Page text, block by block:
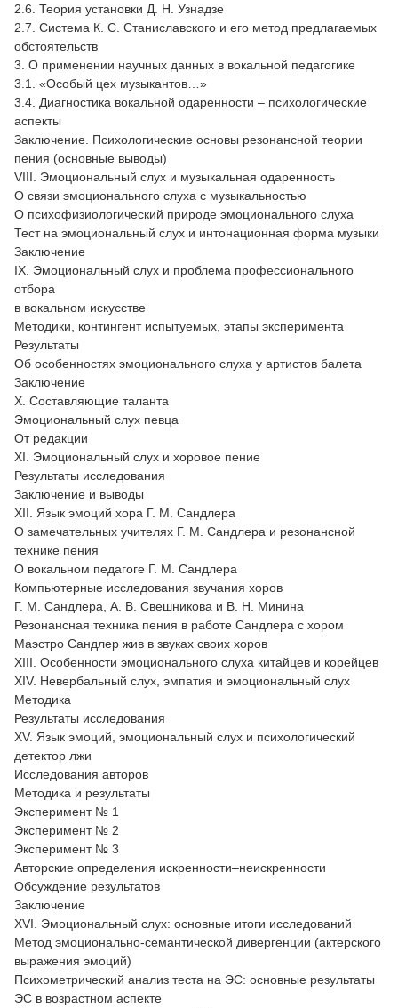
2.6. Теория установки Д. Н. Узнадзе
2.7. Система К. С. Станиславского и его метод предлагаемых
обстоятельств
3. О применении научных данных в вокальной педагогике
3.1. «Особый цех музыкантов…»
3.4. Диагностика вокальной одаренности – психологические
аспекты
Заключение. Психологические основы резонансной теории
пения (основные выводы)
VIII. Эмоциональный слух и музыкальная одаренность
О связи эмоционального слуха с музыкальностью
О психофизиологический природе эмоционального слуха
Тест на эмоциональный слух и интонационная форма музыки
Заключение
IX. Эмоциональный слух и проблема профессионального
отбора
в вокальном искусстве
Методики, контингент испытуемых, этапы эксперимента
Результаты
Об особенностях эмоционального слуха у артистов балета
Заключение
X. Составляющие таланта
Эмоциональный слух певца
От редакции
XI. Эмоциональный слух и хоровое пение
Результаты исследования
Заключение и выводы
XII. Язык эмоций хора Г. М. Сандлера
О замечательных учителях Г. М. Сандлера и резонансной
технике пения
О вокальном педагоге Г. М. Сандлера
Компьютерные исследования звучания хоров
Г. М. Сандлера, А. В. Свешникова и В. Н. Минина
Резонансная техника пения в работе Сандлера с хором
Маэстро Сандлер жив в звуках своих хоров
XIII. Особенности эмоционального слуха китайцев и корейцев
XIV. Невербальный слух, эмпатия и эмоциональный слух
Методика
Результаты исследования
XV. Язык эмоций, эмоциональный слух и психологический
детектор лжи
Исследования авторов
Методика и результаты
Эксперимент № 1
Эксперимент № 2
Эксперимент № 3
Авторские определения искренности–неискренности
Обсуждение результатов
Заключение
XVI. Эмоциональный слух: основные итоги исследований
Метод эмоционально-семантической дивергенции (актерского
выражения эмоций)
Психометрический анализ теста на ЭС: основные результаты
ЭС в возрастном аспекте